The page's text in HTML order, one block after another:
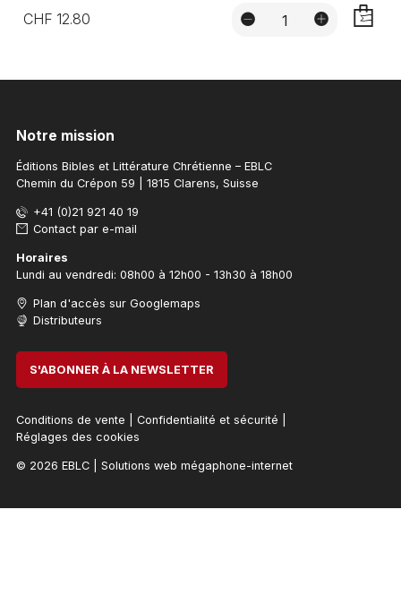
CHF 12.80
Notre mission
Éditions Bibles et Littérature Chrétienne – EBLC
Chemin du Crépon 59 | 1815 Clarens, Suisse
+41 (0)21 921 40 19
Contact par e-mail
Horaires
Lundi au vendredi: 08h00 à 12h00 - 13h30 à 18h00
Plan d'accès sur Googlemaps
Distributeurs
S'ABONNER À LA NEWSLETTER
Conditions de vente Confidentialité et sécurité
Réglages des cookies
© 2026 EBLC| Solutions web mégaphone-internet